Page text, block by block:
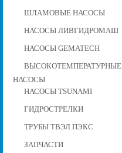
ШЛАМОВЫЕ НАСОСЫ
НАСОСЫ ЛИВГИДРОМАШ
НАСОСЫ GEMATECH
ВЫСОКОТЕМПЕРАТУРНЫЕ
НАСОСЫ
НАСОСЫ TSUNAMI
ГИДРОСТРЕЛКИ
ТРУБЫ ТВЭЛ ПЭКС
ЗАПЧАСТИ